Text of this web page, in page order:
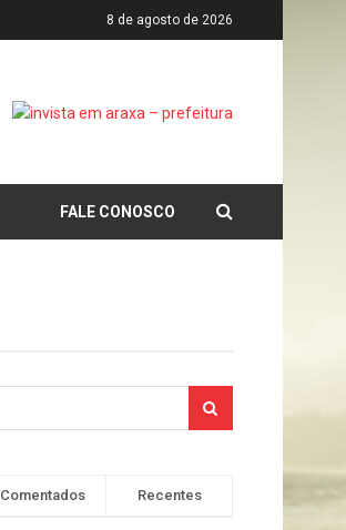
8 de agosto de 2026
FALE CONOSCO
Comentados Recentes